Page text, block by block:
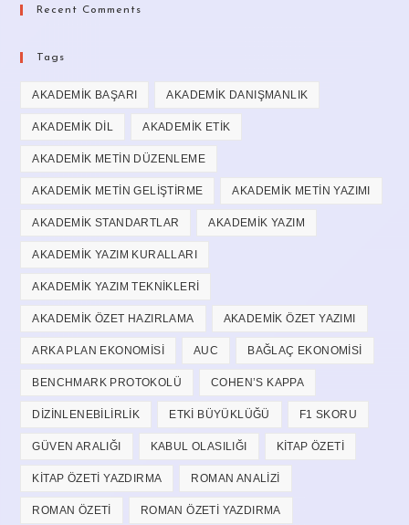
Recent Comments
Tags
AKADEMIK BAŞARI AKADEMIK DANIŞMANLIK
AKADEMIK DIL AKADEMIK ETIK
AKADEMIK METIN DÜZENLEME
AKADEMIK METIN GELIŞTIRME AKADEMIK METIN YAZIMI
AKADEMIK STANDARTLAR AKADEMIK YAZIM
AKADEMIK YAZIM KURALLARI
AKADEMIK YAZIM TEKNIKLERI
AKADEMIK ÖZET HAZIRLAMA AKADEMIK ÖZET YAZIMI
ARKA PLAN EKONOMISI AUC BAĞLAÇ EKONOMISI
BENCHMARK PROTOKOLÜ COHEN’S KAPPA
DIZINLENEBILIRLIK ETKI BÜYÜKLÜĞÜ F1 SKORU
GÜVEN ARALIĞI KABUL OLASILIĞI KITAP ÖZETI
KITAP ÖZETI YAZDIRMA ROMAN ANALIZI
ROMAN ÖZETI ROMAN ÖZETI YAZDIRMA